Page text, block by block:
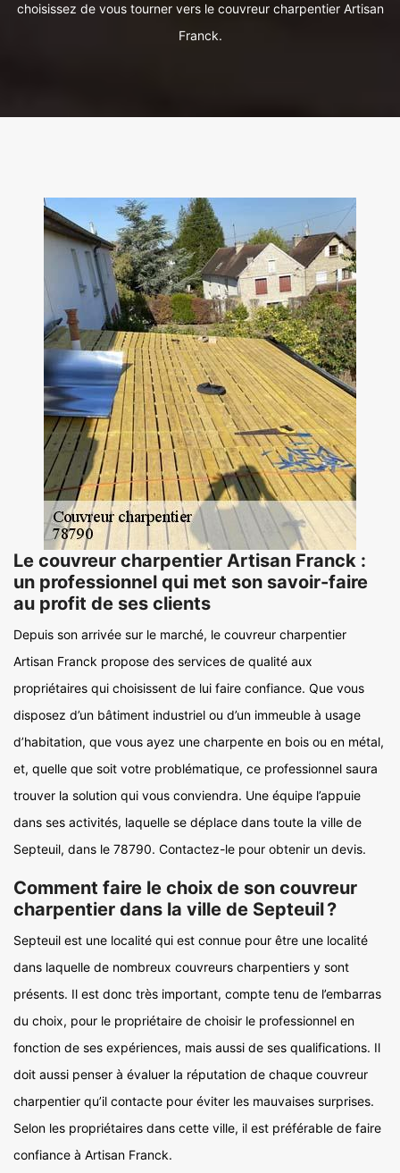
choisissez de vous tourner vers le couvreur charpentier Artisan
Franck.
Le couvreur charpentier Artisan Franck :
un professionnel qui met son savoir-faire
au profit de ses clients
Depuis son arrivée sur le marché, le couvreur charpentier
Artisan Franck propose des services de qualité aux
propriétaires qui choisissent de lui faire confiance. Que vous
disposez d’un bâtiment industriel ou d’un immeuble à usage
d’habitation, que vous ayez une charpente en bois ou en métal,
et, quelle que soit votre problématique, ce professionnel saura
trouver la solution qui vous conviendra. Une équipe l’appuie
dans ses activités, laquelle se déplace dans toute la ville de
Septeuil, dans le 78790. Contactez-le pour obtenir un devis.
Comment faire le choix de son couvreur
charpentier dans la ville de Septeuil ?
Septeuil est une localité qui est connue pour être une localité
dans laquelle de nombreux couvreurs charpentiers y sont
présents. Il est donc très important, compte tenu de l’embarras
du choix, pour le propriétaire de choisir le professionnel en
fonction de ses expériences, mais aussi de ses qualifications. Il
doit aussi penser à évaluer la réputation de chaque couvreur
charpentier qu’il contacte pour éviter les mauvaises surprises.
Selon les propriétaires dans cette ville, il est préférable de faire
confiance à Artisan Franck.